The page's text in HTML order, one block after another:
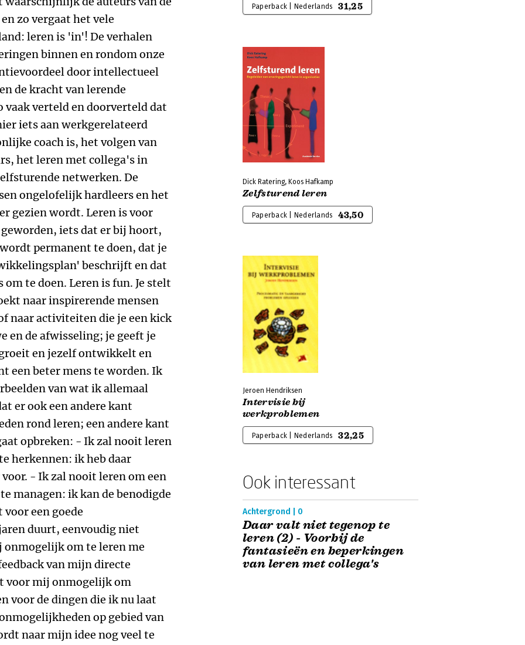
Paperback | Nederlands 31,25
Dick Ratering, Koos Hafkamp
Zelfsturend leren
Paperback | Nederlands 43,50
Jeroen Hendriksen
Intervisie bij
werkproblemen
Paperback | Nederlands 32,25
Ook interessant
Achtergrond | 0
Daar valt niet tegenop te
leren (2) - Voorbij de
fantasieën en beperkingen
van leren met collega's